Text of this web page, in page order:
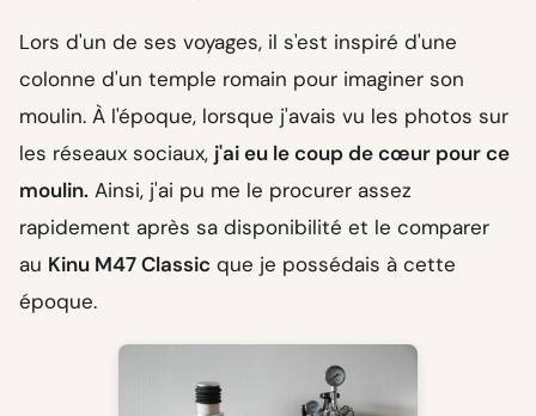
Lors d'un de ses voyages, il s'est inspiré d'une
colonne d'un temple romain pour imaginer son
moulin. À l'époque, lorsque j'avais vu les photos sur
les réseaux sociaux, j'ai eu le coup de cœur pour ce
moulin. Ainsi, j'ai pu me le procurer assez
rapidement après sa disponibilité et le comparer
au Kinu M47 Classic que je possédais à cette
époque.